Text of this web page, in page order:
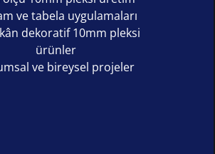
ve tabela uygulamaları
dekoratif 10mm pleksi
ürünler
ve bireysel projeler